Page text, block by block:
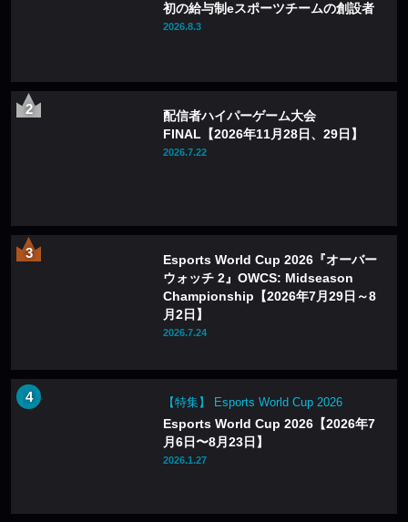
初の給与制eスポーツチームの創設者
2026.8.3
配信者ハイパーゲーム大会
FINAL【2026年11月28日、29日】
2026.7.22
Esports World Cup 2026『オーバー
ウォッチ 2』OWCS: Midseason
Championship【2026年7月29日～8
月2日】
2026.7.24
【特集】 Esports World Cup 2026
Esports World Cup 2026【2026年7
月6日〜8月23日】
2026.1.27